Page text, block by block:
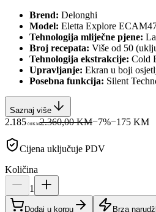
Brend: Delonghi
Model: Eletta Explore
Tehnologija mliječne pjene:
Broj recepata: Više od 50
Tehnologija ekstrakcije: Cold
Upravljanje: Ekran u boji
Posebna funkcija: Silent
Saznaj više
2.185 00KM2.360,00 KM−7%−175KM
Cijena uključuje PDV
Količina
1
Dodaj u korpu Brza